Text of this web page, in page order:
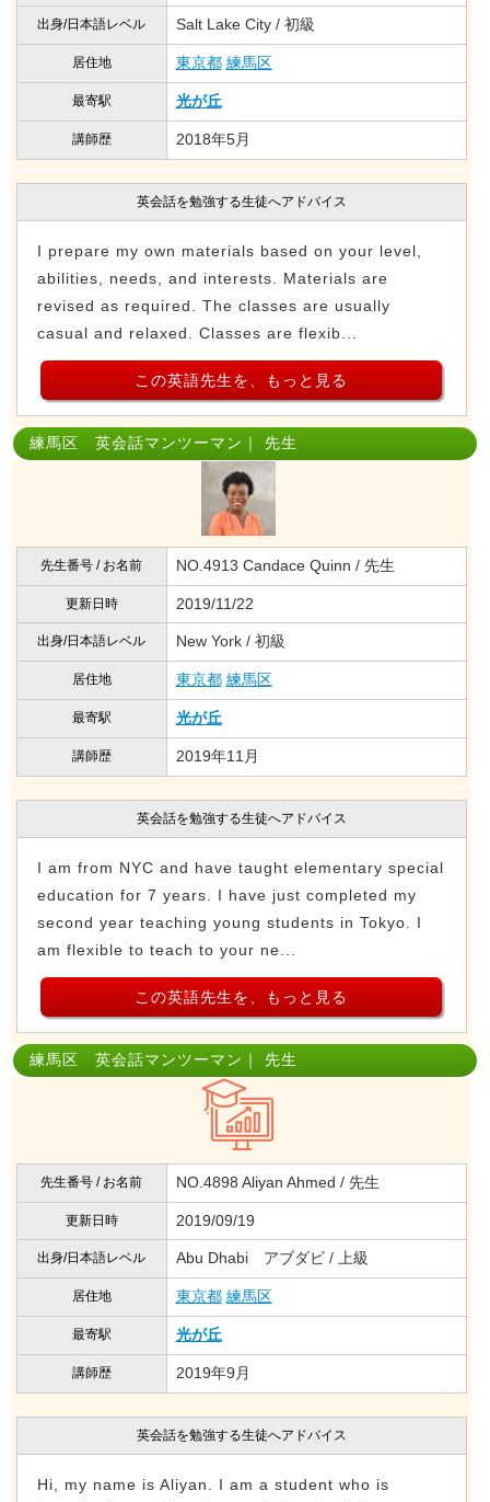
出身/日本語レベル Salt Lake City / 初級
居住地 東京都 練馬区
最寄駅 光が丘
講師歴 2018年5月
英会話を勉強する生徒へアドバイス
I prepare my own materials based on your level,
abilities, needs, and interests. Materials are
revised as required. The classes are usually
casual and relaxed. Classes are flexib...
この英語先生を、もっと見る
練馬区 英会話マンツーマン｜ 先生
先生番号 / お名前 NO.4913 Candace Quinn / 先生
更新日時 2019/11/22
出身/日本語レベル New York / 初級
居住地 東京都 練馬区
最寄駅 光が丘
講師歴 2019年11月
英会話を勉強する生徒へアドバイス
I am from NYC and have taught elementary special
education for 7 years. I have just completed my
second year teaching young students in Tokyo. I
am flexible to teach to your ne...
この英語先生を、もっと見る
練馬区 英会話マンツーマン｜ 先生
先生番号 / お名前 NO.4898 Aliyan Ahmed / 先生
更新日時 2019/09/19
出身/日本語レベル Abu Dhabi アブダビ / 上級
居住地 東京都 練馬区
最寄駅 光が丘
講師歴 2019年9月
英会話を勉強する生徒へアドバイス
Hi, my name is Aliyan. I am a student who is